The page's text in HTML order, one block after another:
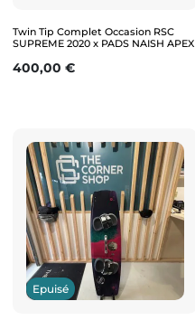
Twin Tip Complet Occasion RSC
SUPREME 2020 x PADS NAISH APEX
Prix
400,00 €
Epuisé